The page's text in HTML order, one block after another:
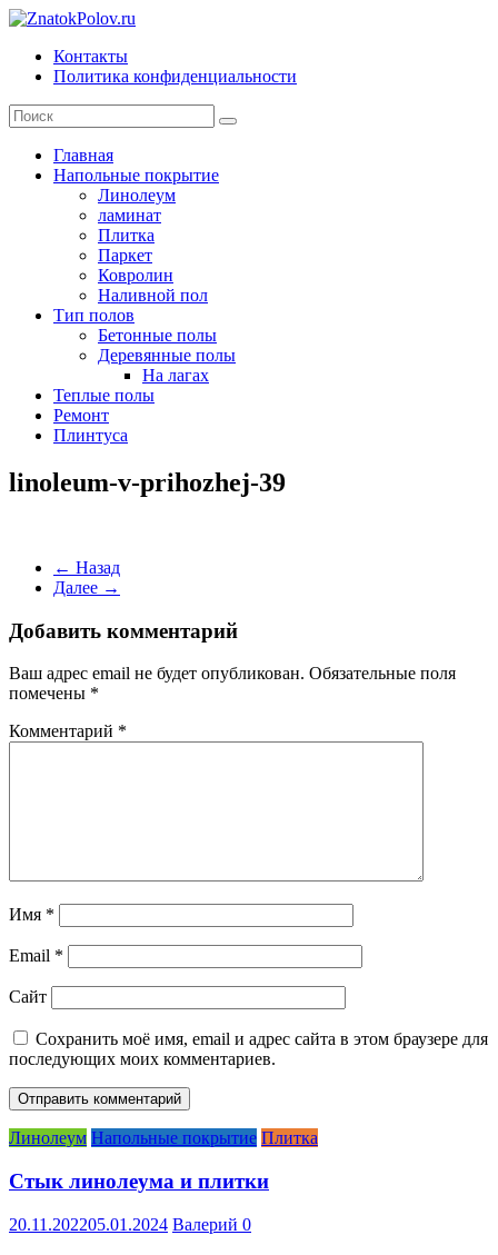
Skip
content
ZnatokPolov.ru
главный
по
Контакты
Политика конфиденциальности
Главная
Напольные покрытие
Линолеум
ламинат
Плитка
Паркет
Ковролин
Наливной пол
Тип полов
Бетонные полы
Деревянные полы
На лагах
Теплые полы
Ремонт
Плинтуса
linoleum-v-prihozhej-39
← Назад
Далее →
Добавить комментарий
Ваш адрес email не будет опубликован. Обязательные поля
помечены *
Комментарий *
Имя *
Email *
Сайт
Сохранить моё имя, email и адрес сайта в этом браузере для
последующих моих комментариев.
Линолеум Напольные покрытие Плитка
Стык линолеума и плитки
20.11.202205.01.2024 Валерий 0